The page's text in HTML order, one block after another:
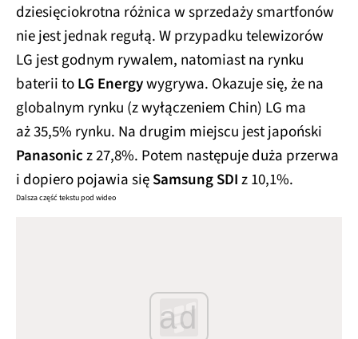
dziesięciokrotna różnica w sprzedaży smartfonów
nie jest jednak regułą. W przypadku telewizorów
LG jest godnym rywalem, natomiast na rynku
baterii toLG Energywygrywa. Okazuje się, że na
globalnym rynku (z wyłączeniem Chin) LG ma
aż 35,5% rynku. Na drugim miejscu jest japoński
Panasonicz 27,8%. Potem następuje duża przerwa
i dopiero pojawia sięSamsung SDIz 10,1%.
Dalsza część tekstu pod wideo
ad